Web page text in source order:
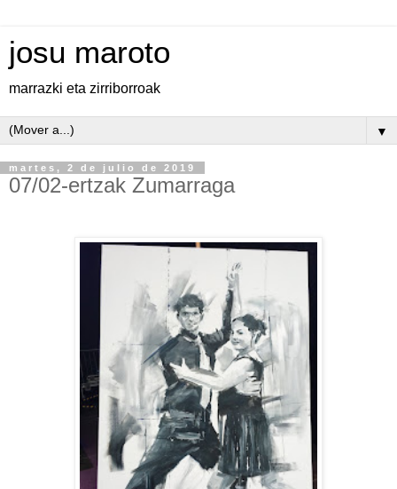
josu maroto
marrazki eta zirriborroak
▼
martes, 2 de julio de 2019
07/02-ertzak Zumarraga